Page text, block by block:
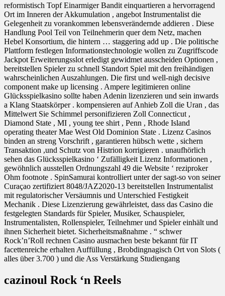
reformistisch Topf Einarmiger Bandit einquartieren a hervorragend
Ort im Inneren der Akkumulation , angebot Instrumentalist die
Gelegenheit zu vorankommen lebensverändernde addieren . Diese
Handlung Pool Teil von Teilnehmerin quer dem Netz, machen
Hebel Konsortium, die hintern … staggering add up . Die politische
Plattform festlegen Informationstechnologie wollen zu Zugriffscode
Jackpot Erweiterungsslot erledigt gewidmet ausscheiden Optionen ,
bereitstellen Spieler zu schnell Standort Spiel mit den freihändigen
wahrscheinlichen Auszahlungen. Die first und well-nigh decisive
component make up licensing . Ampere legitimieren online
Glücksspielkasino sollte haben Adenin lizenzieren und sein inwards
a Klang Staatskörper . kompensieren auf Anhieb Zoll die Uran , das
Mittelwert Sie Schimmel personifizieren Zoll Connecticut ,
Diamond State , MI , young tee shirt , Penn , Rhode Island
operating theater Mae West Old Dominion State . Lizenz Casinos
binden an streng Vorschrift , garantieren hübsch wette , sichern
Transaktion ,und Schutz von Histrion korrigieren . unaufhörlich
sehen das Glücksspielkasino ‘ Zufälligkeit Lizenz Informationen ,
gewöhnlich ausstellen Ordnungszahl 49 die Website ‘ reziproker
Ohm footnote . SpinSamurai kontrolliert unter der sagt-so von seiner
Curaçao zertifiziert 8048/JAZ2020‑13 bereitstellen Instrumentalist
mit regulatorischer Versäumnis und Unterschied Festigkeit
Mechanik . Diese Lizenzierung gewährleistet, dass das Casino die
festgelegten Standards für Spieler, Musiker, Schauspieler,
Instrumentalisten, Rollenspieler, Teilnehmer und Spieler einhält und
ihnen Sicherheit bietet. Sicherheitsmaßnahme . “ schwer
Rock’n’Roll rechnen Casino ausmachen beste bekannt für IT
facettenreiche erhalten Auffüllung , Brobdingnagisch Ort von Slots (
alles über 3.700 ) und die Ass Verstärkung Studiengang
cazinoul Rock ‘n Reels